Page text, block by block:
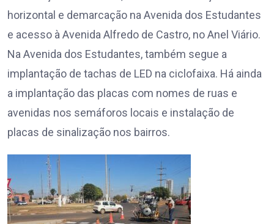
horizontal e demarcação na Avenida dos Estudantes
e acesso à Avenida Alfredo de Castro, no Anel Viário.
Na Avenida dos Estudantes, também segue a
implantação de tachas de LED na ciclofaixa. Há ainda
a implantação das placas com nomes de ruas e
avenidas nos semáforos locais e instalação de
placas de sinalização nos bairros.